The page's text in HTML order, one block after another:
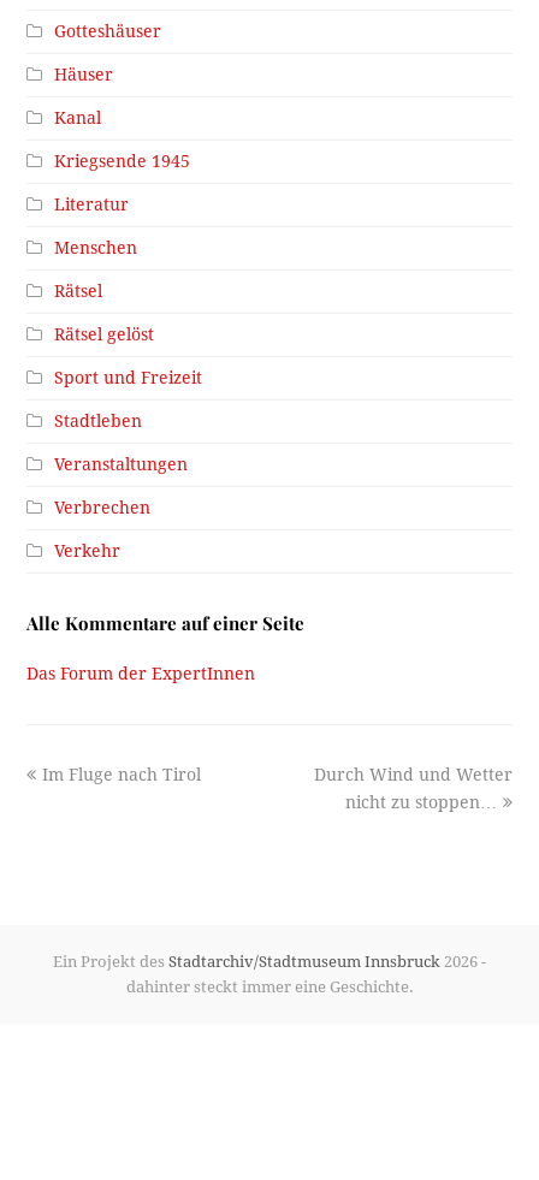
Gotteshäuser
Häuser
Kanal
Kriegsende 1945
Literatur
Menschen
Rätsel
Rätsel gelöst
Sport und Freizeit
Stadtleben
Veranstaltungen
Verbrechen
Verkehr
Alle Kommentare auf einer Seite
Das Forum der ExpertInnen
previous
Im Fluge nach Tirol
next
post:
Durch Wind und Wetter
nicht zu stoppen…
Ein Projekt des Stadtarchiv/Stadtmuseum Innsbruck 2026 -
dahinter steckt immer eine Geschichte.